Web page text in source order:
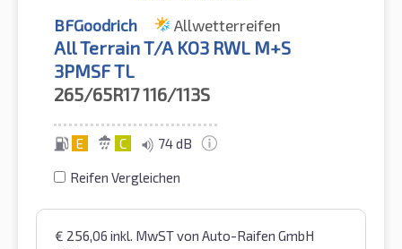
BFGoodrich Allwetterreifen
All Terrain T/A KO3 RWL M+S
3PMSF TL
265/65R17116/113S
E C 74 dB
Reifen Vergleichen
€ 256,06 inkl. MwSTvon Auto-Raifen GmbH